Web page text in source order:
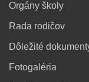
Orgány školy
Rada rodičov
Dôležité
Fotogaléria